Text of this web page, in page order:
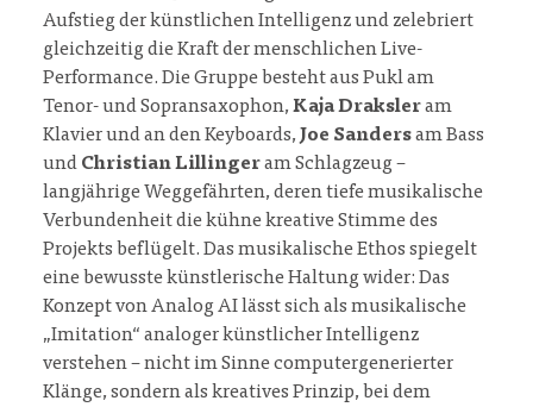
Aufstieg der künstlichen Intelligenz und zelebriert
gleichzeitig die Kraft der menschlichen Live-
Performance. Die Gruppe besteht aus Pukl am
Tenor- und Sopransaxophon,Kaja Draksleram
Klavier und an den Keyboards,Joe Sandersam Bass
und Christian Lillingeram Schlagzeug –
langjährige Weggefährten, deren tiefe musikalische
Verbundenheit die kühne kreative Stimme des
Projekts beflügelt. Das musikalische Ethos spiegelt
eine bewusste künstlerische Haltung wider: Das
Konzept von Analog AI lässt sich als musikalische
„Imitation“ analoger künstlicher Intelligenz
verstehen – nicht im Sinne computergenerierter
Klänge, sondern als kreatives Prinzip, bei dem